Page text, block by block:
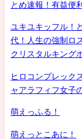
とめ速報！有益便
ユキユキッフル！
代！人生の強制ロ
クリスタルキング
ヒロコンプレック
ャアラフィフ女子
萌えっふる！
萌えっとこあに！